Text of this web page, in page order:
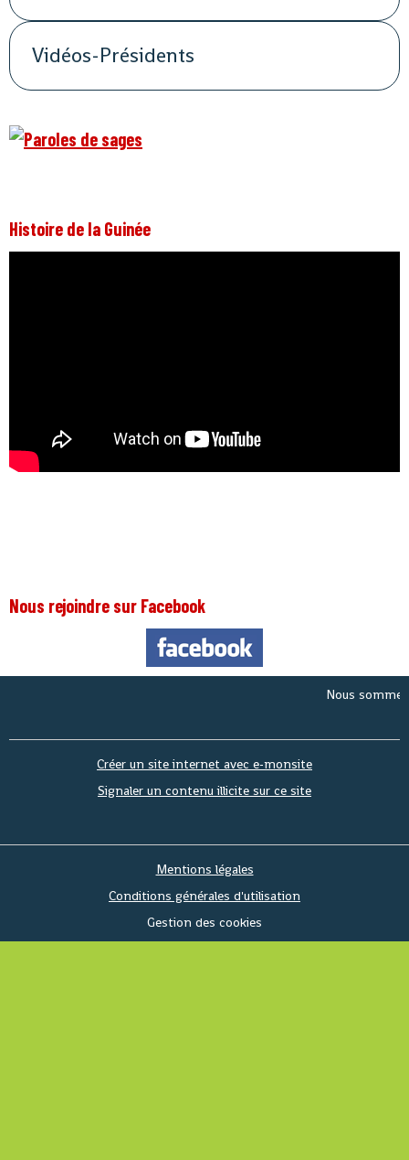
Vidéos-Présidents
Histoire de la Guinée
Nous rejoindre sur Facebook
Nous sommes le
Créer un site internet avec e-monsite
Signaler un contenu illicite sur ce site
Mentions légales
Conditions générales d'utilisation
Gestion des cookies